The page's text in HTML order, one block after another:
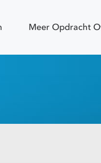
Meer Opdracht